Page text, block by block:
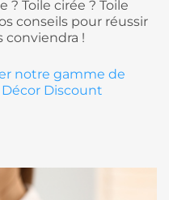
Toile cirée ? Toile
conseils pour réussir
conviendra !
notre gamme de
Discount